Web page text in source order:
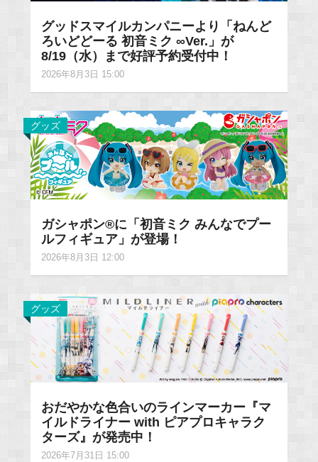
グッドスマイルカンパニーより「ねんど
ろいどどーる 初音ミク ∞Ver.」が
8/19（水）まで好評予約受付中！
2026年8月3日 15:00
グッズ
ガシャポン®に「初音ミク みんなでプー
ルフィギュア」が登場！
2026年8月3日 12:00
グッズ
おだやかな色合いのラインマーカー『マ
イルドライナー with ピアプロキャラク
ターズ』が発売中！
2026年7月31日 15:00